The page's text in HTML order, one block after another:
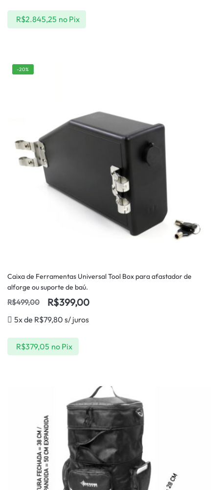
R$2.845,25 no Pix
-20%
Caixa de Ferramentas Universal Tool Box para afastador de
alforge ou suporte de baú.
R$499,00 R$399,00
5x de R$79,80 s/ juros
R$379,05 no Pix